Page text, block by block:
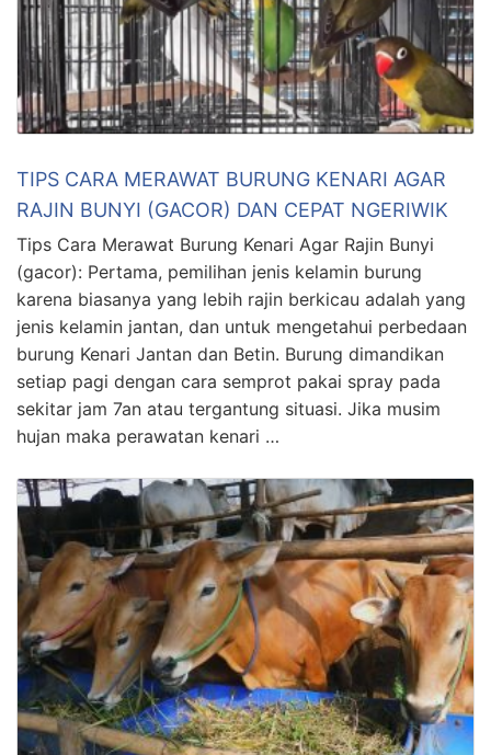
TIPS CARA MERAWAT BURUNG KENARI AGAR
RAJIN BUNYI (GACOR) DAN CEPAT NGERIWIK
Tips Cara Merawat Burung Kenari Agar Rajin Bunyi
(gacor): Pertama, pemilihan jenis kelamin burung
karena biasanya yang lebih rajin berkicau adalah yang
jenis kelamin jantan, dan untuk mengetahui perbedaan
burung Kenari Jantan dan Betin. Burung dimandikan
setiap pagi dengan cara semprot pakai spray pada
sekitar jam 7an atau tergantung situasi. Jika musim
hujan maka perawatan kenari …